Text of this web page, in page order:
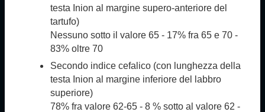
testa Inion al margine supero-anteriore del
tartufo)
Nessuno sotto il valore 65 - 17% fra 65 e 70 -
83% oltre 70
Secondo indice cefalico (con lunghezza della
testa Inion al margine inferiore del labbro
superiore)
78% fra valore 62-65 - 8 % sotto al valore 62 -